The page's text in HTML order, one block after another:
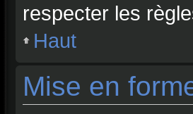
respecter les
Haut
Mise en